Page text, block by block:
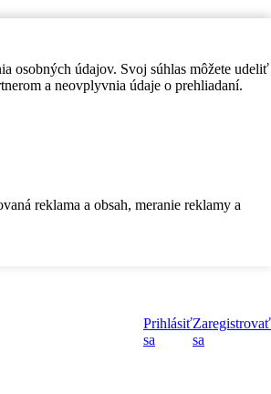
osobných údajov. Svoj súhlas môžete udeliť
a neovplyvnia údaje o prehliadaní.
reklama a obsah, meranie reklamy a
Prihlásiť
sa
Zaregistrovať
sa